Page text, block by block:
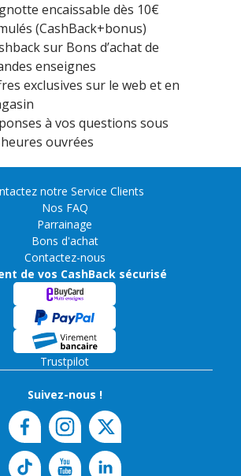
encaissable dès 10€
(CashBack+bonus)
sur Bons d’achat de
enseignes
exclusives sur le web et en
à vos questions sous
ouvrées
notre Service Clients
Nos FAQ
Parrainage
Bons d'achat
Contactez-nous
de vos CashBack sécurisé
Trustpilot
Suivez-nous !